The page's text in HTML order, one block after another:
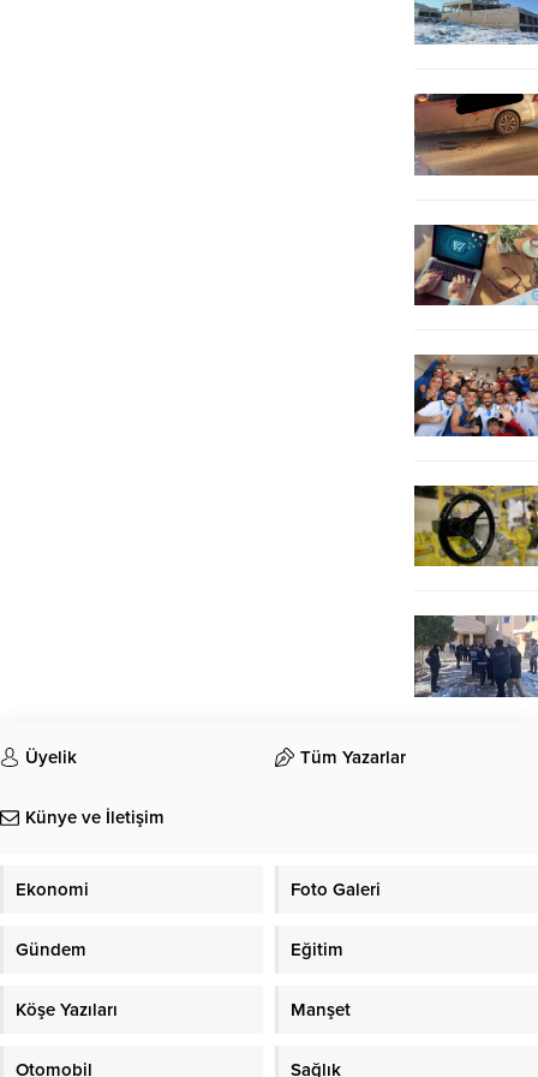
Üyelik Tüm Yazarlar
Künye ve İletişim
Ekonomi Foto Galeri
Gündem Eğitim
Köşe Yazıları Manşet
Otomobil Sağlık